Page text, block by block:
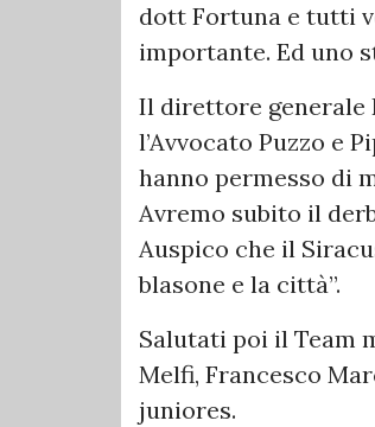
dott Fortuna e tutti
importante. Ed uno
Il direttore generale
l’Avvocato Puzzo e
hanno permesso di
Avremo subito il
Auspico che il
blasone e la città”.
Salutati poi il Team
Melfi, Francesco
juniores.